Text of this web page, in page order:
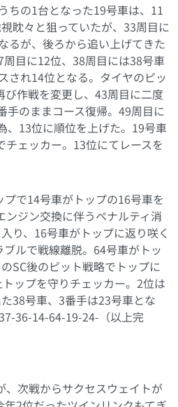
ちの1台となった19号車は、11
眈々と狙っていたが、33周目に
るが、後ろから追い上げてきた
目に12位、38周目には38号車
され14位となる。タイヤのピッ
び作戦を変更し、43周目に二度
手のままコース復帰。49周目に
、13位に順位を上げた。19号車
ェッカー。13位にてレースを
プで14号車がトップの16号車を
ンジン交換に伴うペナルティ消
り、16号車がトップに返り咲く
ルで戦線離脱。64号車がトッ
SC後のピット戦略でトップに
ップを守りチェッカー。2位は
38号車、3番手は23号車とな
36-14-64-19-24-（以上完
、次戦からサクセスウェイトが